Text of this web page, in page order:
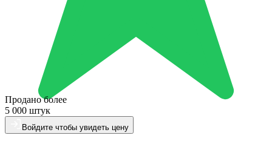
Продано более
5 000 штук
Войдите чтобы увидеть цену